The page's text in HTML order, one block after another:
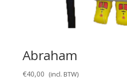
Abraham
€40,00